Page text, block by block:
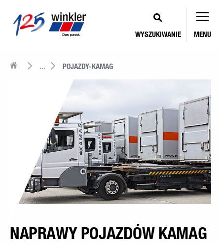
WYSZUKIWANIE MENU
... POJAZDY-KAMAG
NAPRAWY POJAZDÓW KAMAG